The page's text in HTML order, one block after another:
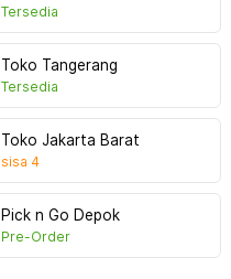
Tersedia
Toko Tangerang
Tersedia
Toko Jakarta Barat
sisa 4
Pick n Go Depok
Pre-Order